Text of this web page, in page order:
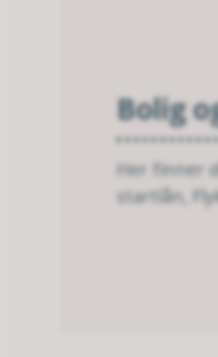
Bolig
Her finner
startlån,